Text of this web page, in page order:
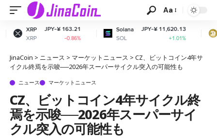
Aa
163.21
-0.86%
Solana
SOL
JPY-¥ 11,620.13
+1.01%
Dogecoin
DOGE
JPY-¥
JinaCoin > ニュース > マーケットニュース > CZ、ビットコイン4年サ
イクル終焉を示唆──2026年スーパーサイクル突入の可能性も
ニュース マーケットニュース
CZ、ビットコイン4年サイクル終
焉を示唆──2026年スーパーサイ
クル突入の可能性も